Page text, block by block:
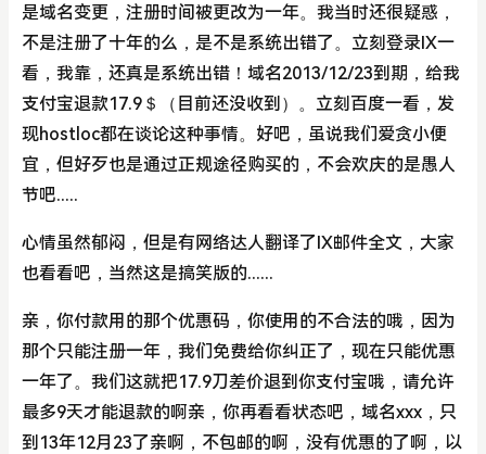
是域名变更，注册时间被更改为一年。我当时还很疑惑，
不是注册了十年的么，是不是系统出错了。立刻登录IX一
看，我靠，还真是系统出错！域名2013/12/23到期，给我
支付宝退款17.9＄（目前还没收到）。立刻百度一看，发
现hostloc都在谈论这种事情。好吧，虽说我们爱贪小便
宜，但好歹也是通过正规途径购买的，不会欢庆的是愚人
节吧.....
心情虽然郁闷，但是有网络达人翻译了IX邮件全文，大家
也看看吧，当然这是搞笑版的......
亲，你付款用的那个优惠码，你使用的不合法的哦，因为
那个只能注册一年，我们免费给你纠正了，现在只能优惠
一年了。我们这就把17.9刀差价退到你支付宝哦，请允许
最多9天才能退款的啊亲，你再看看状态吧，域名xxx，只
到13年12月23了亲啊，不包邮的啊，没有优惠的了啊，以